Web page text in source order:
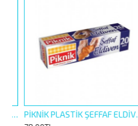
PİKNİK PLASTİK ŞEFFAF ELDİVEN 20Lİ